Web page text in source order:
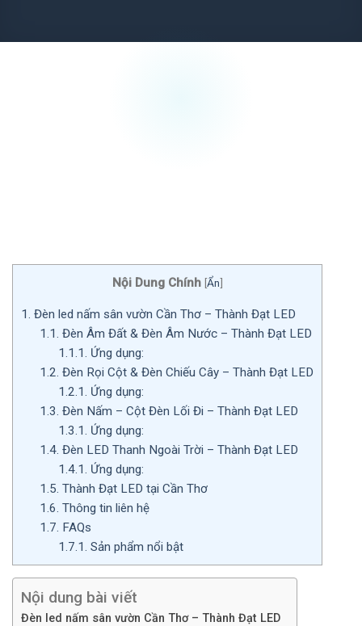
Nội Dung Chính [Ẩn]
1. Đèn led nấm sân vườn Cần Thơ – Thành Đạt LED
1.1. Đèn Âm Đất & Đèn Âm Nước – Thành Đạt LED
1.1.1. Ứng dụng:
1.2. Đèn Rọi Cột & Đèn Chiếu Cây – Thành Đạt LED
1.2.1. Ứng dụng:
1.3. Đèn Nấm – Cột Đèn Lối Đi – Thành Đạt LED
1.3.1. Ứng dụng:
1.4. Đèn LED Thanh Ngoài Trời – Thành Đạt LED
1.4.1. Ứng dụng:
1.5. Thành Đạt LED tại Cần Thơ
1.6. Thông tin liên hệ
1.7. FAQs
1.7.1. Sản phẩm nổi bật
Nội dung bài viết
Đèn led nấm sân vườn Cần Thơ – Thành Đạt LED